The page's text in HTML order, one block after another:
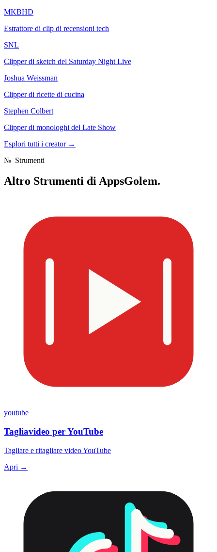
MKBHD
Estrattore di clip di recensioni tech
SNL
Clipper di sketch del Saturday Night Live
Joshua Weissman
Clipper di ricette di cucina
Stephen Colbert
Clipper di monologhi del Late Show
Esplori tutti i creator →
№ Strumenti
Altro Strumenti di AppsGolem.
youtube
Tagliavideo per YouTube
Tagliare e ritagliare video YouTube
Apri →